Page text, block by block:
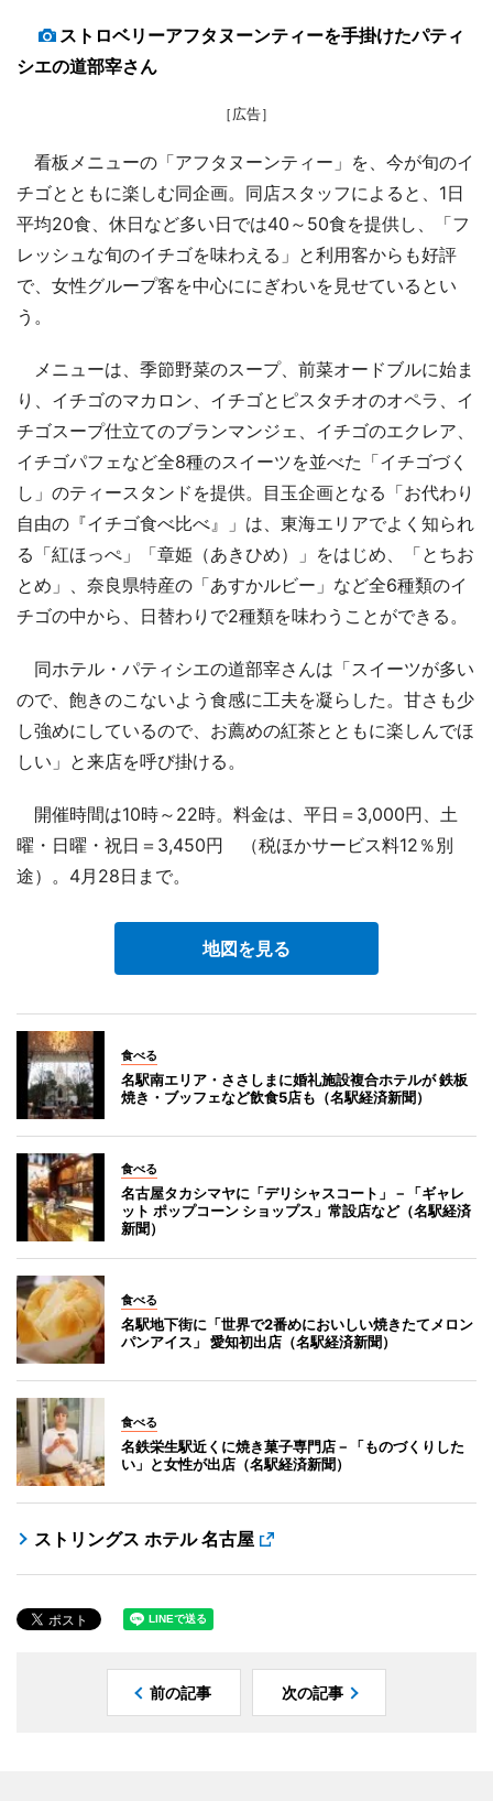
ストロベリーアフタヌーンティーを手掛けたパティ
シエの道部宰さん
［広告］
看板メニューの「アフタヌーンティー」を、今が旬のイ
チゴとともに楽しむ同企画。同店スタッフによると、1日
平均20食、休日など多い日では40～50食を提供し、「フ
レッシュな旬のイチゴを味わえる」と利用客からも好評
で、女性グループ客を中心ににぎわいを見せているとい
う。
メニューは、季節野菜のスープ、前菜オードブルに始ま
り、イチゴのマカロン、イチゴとピスタチオのオペラ、イ
チゴスープ仕立てのブランマンジェ、イチゴのエクレア、
イチゴパフェなど全8種のスイーツを並べた「イチゴづく
し」のティースタンドを提供。目玉企画となる「お代わり
自由の『イチゴ食べ比べ』」は、東海エリアでよく知られ
る「紅ほっぺ」「章姫（あきひめ）」をはじめ、「とちお
とめ」、奈良県特産の「あすかルビー」など全6種類のイ
チゴの中から、日替わりで2種類を味わうことができる。
同ホテル・パティシエの道部宰さんは「スイーツが多い
ので、飽きのこないよう食感に工夫を凝らした。甘さも少
し強めにしているので、お薦めの紅茶とともに楽しんでほ
しい」と来店を呼び掛ける。
開催時間は10時～22時。料金は、平日＝3,000円、土
曜・日曜・祝日＝3,450円 （税ほかサービス料12％別
途）。4月28日まで。
地図を見る
食べる
名駅南エリア・ささしまに婚礼施設複合ホテルが 鉄板
焼き・ブッフェなど飲食5店も（名駅経済新聞）
食べる
名古屋タカシマヤに「デリシャスコート」－「ギャレ
ット ポップコーン ショップス」常設店など（名駅経済
新聞）
食べる
名駅地下街に「世界で2番めにおいしい焼きたてメロン
パンアイス」 愛知初出店（名駅経済新聞）
食べる
名鉄栄生駅近くに焼き菓子専門店－「ものづくりした
い」と女性が出店（名駅経済新聞）
ストリングス ホテル 名古屋
前の記事 次の記事